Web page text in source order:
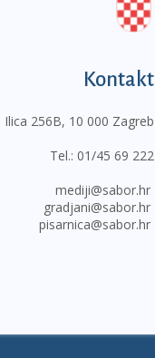
Kontakt
Ilica 256B, 10 000 Zagreb
Tel.: 01/45 69 222
mediji@sabor.hr
gradjani@sabor.hr
pisarnica@sabor.hr